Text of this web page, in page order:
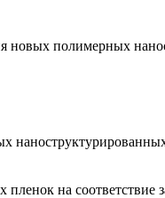
новых полимерных
на соответствие